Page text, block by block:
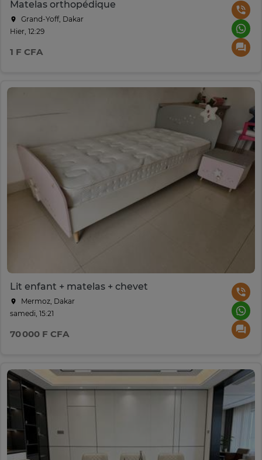
Matelas orthopédique
Grand-Yoff, Dakar
Hier, 12:29
1 F CFA
Lit enfant + matelas + chevet
Mermoz, Dakar
samedi, 15:21
70 000 F CFA